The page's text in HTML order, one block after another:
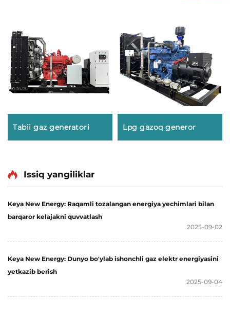
Tabii gaz generatori Lpg gazoq generor
Issiq yangiliklar
Keya New Energy: Raqamli tozalangan energiya yechimlari bilan
barqaror kelajakni quvvatlash
2025-09-02
Keya New Energy: Dunyo bo'ylab ishonchli gaz elektr energiyasini
yetkazib berish
2025-09-04